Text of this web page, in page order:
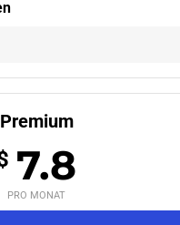
Premium
7.8
PRO MONAT